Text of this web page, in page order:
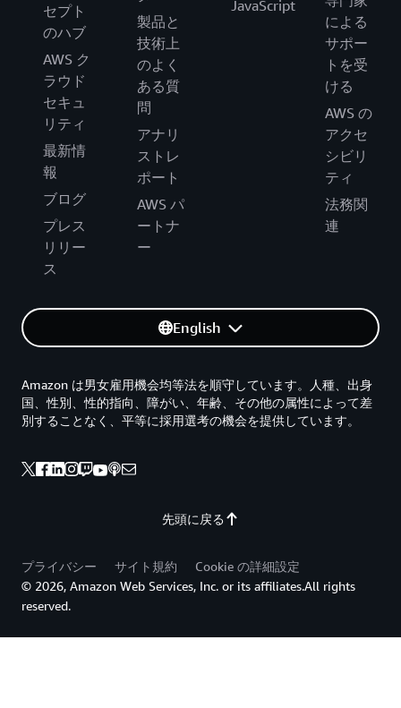
セプト
のハブ
AWS ク
ラウド
セキュ
リティ
最新情
報
ブログ
プレス
リリー
ス
製品と
技術上
のよく
ある質
問
アナリ
ストレ
ポート
AWS パ
ートナ
ー
JavaScript
による
サポー
トを受
ける
AWS の
アクセ
シビリ
ティ
法務関
連
English
先頭に戻る
Amazon は男女雇用機会均等法を順守しています。人種、出身
国、性別、性的指向、障がい、年齢、その他の属性によって差
別することなく、平等に採用選考の機会を提供しています。
プライバシー サイト規約
Cookie の詳細設定
© 2026, Amazon Web Services, Inc. or its affiliates.All rights
reserved.